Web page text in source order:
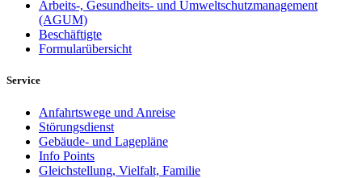
Arbeits-, Gesundheits- und Umweltschutzmanagement
(AGUM)
Beschäftigte
Formularübersicht
Service
Anfahrtswege und Anreise
Störungsdienst
Gebäude- und Lagepläne
Info Points
Gleichstellung, Vielfalt, Familie